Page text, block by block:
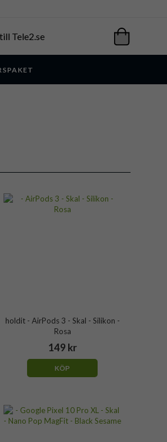
Tele2.se
holdit - AirPods 3 - Skal - Silikon -
Rosa
149 kr
KÖP